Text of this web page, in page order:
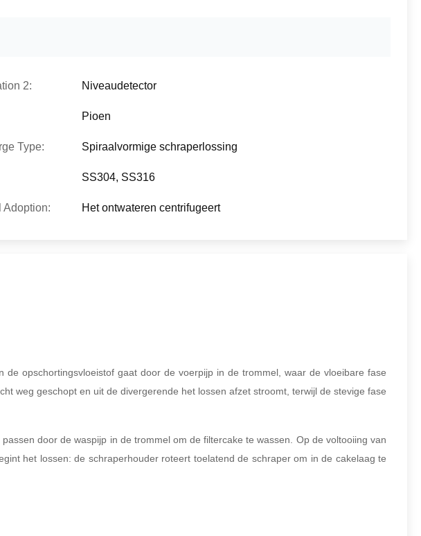
2: Niveaudetector
Pioen
Type: Spiraalvormige schraperlossing
SS304, SS316
Adoption: Het ontwateren centrifugeert
opschortingsvloeistof gaat door de voerpijp in de trommel, waar de vloeibare fase
weg geschopt en uit de divergerende het lossen afzet stroomt, terwijl de stevige fase
door de waspijp in de trommel om de filtercake te wassen. Op de voltooiing van
het lossen: de schraperhouder roteert toelatend de schraper om in de cakelaag te